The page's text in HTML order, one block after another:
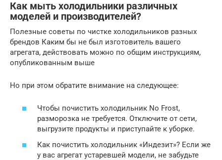
Как мыть холодильники различных
моделей и производителей?
Полезные советы по чистке холодильников разных
брендов Каким бы не был изготовитель вашего
агрегата, действовать можно по общим инструкциям,
опубликованным выше
Но при этом обратите внимание на следующее:
Чтобы почистить холодильник No Frost,
разморозка не требуется. Отключите от сети,
выгрузите продукты и приступайте к уборке.
Как почистить холодильник «Индезит»? Если же
у вас агрегат устаревшей модели, не забудьте